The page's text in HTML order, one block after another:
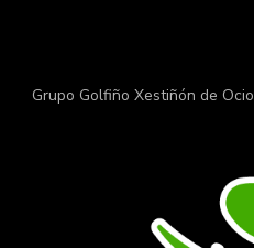
Grupo Golfiño Xestiñón de Ocio